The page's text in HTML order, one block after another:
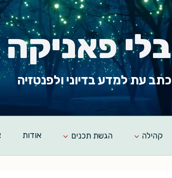
בלי פאניקה
כתב עת למדע בדיוני ולפנטזיה
קהילה הגשת תכנים אודות